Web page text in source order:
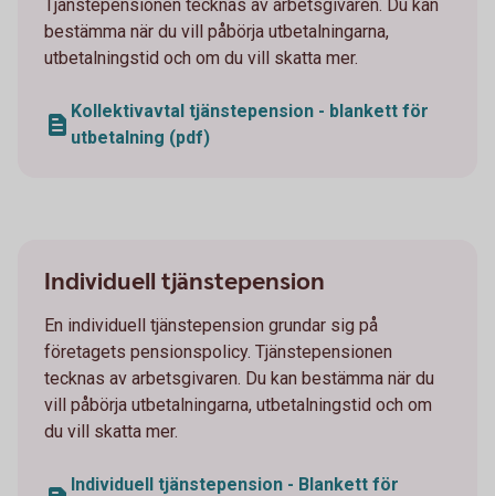
Tjänstepensionen tecknas av arbetsgivaren. Du kan
bestämma när du vill påbörja utbetalningarna,
utbetalningstid och om du vill skatta mer.
Kollektivavtal tjänstepension - blankett för
utbetalning (pdf)
Individuell tjänstepension
En individuell tjänstepension grundar sig på
företagets pensionspolicy. Tjänstepensionen
tecknas av arbetsgivaren. Du kan bestämma när du
vill påbörja utbetalningarna, utbetalningstid och om
du vill skatta mer.
Individuell tjänstepension - Blankett för